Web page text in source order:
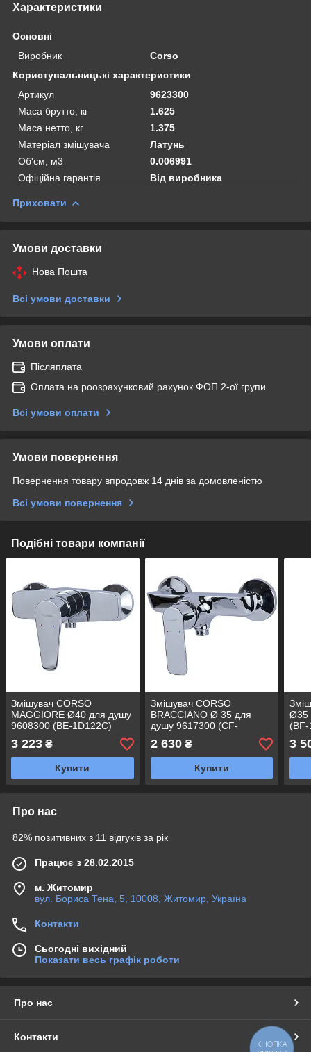
Характеристики
Основні
Виробник
Corso
Користувальницькі характеристики
Артикул
9623300
Маса брутто, кг
1.625
Маса нетто, кг
1.375
Матеріал змішувача
Латунь
Об'єм, м3
0.006991
Офіційна гарантія
Від виробника
Приховати
Умови доставки
Нова Пошта
Всі умови доставки
Умови оплати
Післяплата
Оплата на роозрахунковий рахунок ФОП 2-ої групи
Всі умови оплати
Умови повернення
Повернення товару впродовж 14 днів за домовленістю
Всі умови повернення
Подібні товари компанії
Змішувач CORSO
MAGGIORE Ø40 для душу
9608300 (BE-1D122C)
3 223 ₴
Купити
Змішувач CORSO
BRACCIANO Ø 35 для
душу 9617300 (CF-
1D136C)
2 630₴
Купити
Ø35
3
Про нас
82% позитивних з 11 відгуків за рік
Працює з 28.02.2015
м. Житомир
вул. Бориса Тена, 5, 10008, Житомир, Україна
Контакти
Сьогодні вихідний
Показати весь графік роботи
Про нас
Контакти
КНОПКА